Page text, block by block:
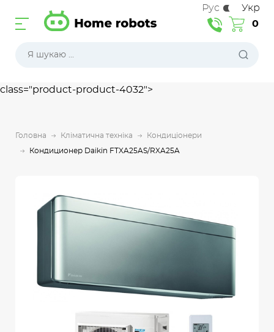
class="product-product-4032">
0
Рус Укр
Головна Кліматична техніка Кондиціонери
Кондиционер Daikin FTXA25AS/RXA25A